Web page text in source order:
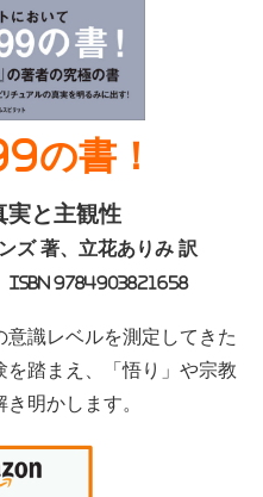
の書！
実と主観性
ズ 著、立花ありみ 訳
ISBN 9784903821658
識レベルを測定してきた
踏まえ、「悟り」や宗教
明かします。